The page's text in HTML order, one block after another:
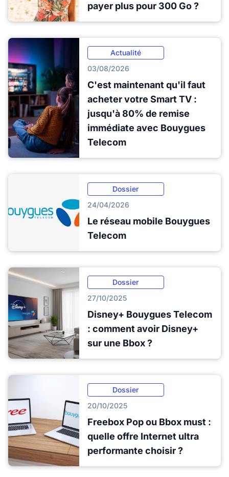
payer plus pour 300 Go ?
Actualité
03/08/2026
C'est maintenant qu'il faut
acheter votre Smart TV :
jusqu'à 80% de remise
immédiate avec Bouygues
Telecom
Dossier
24/04/2026
Le réseau mobile Bouygues
Telecom
Dossier
27/10/2025
Disney+ Bouygues Telecom
: comment avoir Disney+
sur une Bbox ?
Dossier
20/10/2025
Freebox Pop ou Bbox must :
quelle offre Internet ultra
performante choisir ?